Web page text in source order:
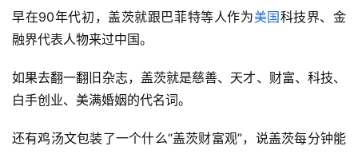
早在90年代初，盖茨就跟巴菲特等人作为美国科技界、金
融界代表人物来过中国。
如果去翻一翻旧杂志，盖茨就是慈善、天才、财富、科技、
白手创业、美满婚姻的代名词。
还有鸡汤文包装了一个什么“盖茨财富观”，说盖茨每分钟能